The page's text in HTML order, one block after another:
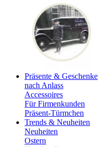
Präsente & Geschenke
nach Anlass
Accessoires
Für Firmenkunden
Präsent-Türmchen
Trends & Neuheiten
Neuheiten
Ostern